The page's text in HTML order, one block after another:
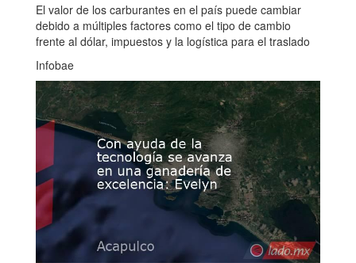
El valor de los carburantes en el país puede cambiar
debido a múltiples factores como el tipo de cambio
frente al dólar, impuestos y la logística para el traslado
Infobae